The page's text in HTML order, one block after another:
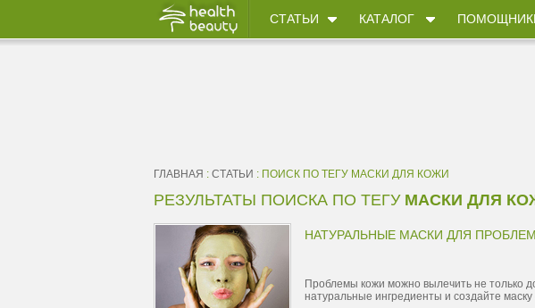
СТАТЬИ КАТАЛОГ
ГЛАВНАЯ : СТАТЬИ : ПОИСК ПО ТЕГУ МАСКИ ДЛЯ КОЖИ
РЕЗУЛЬТАТЫ ПОИСКА ПО ТЕГУ МАСКИ ДЛЯ
НАТУРАЛЬНЫЕ МАСКИ ДЛЯ
Проблемы кожи можно вылечить не только
натуральные ингредиенты и создайте маску